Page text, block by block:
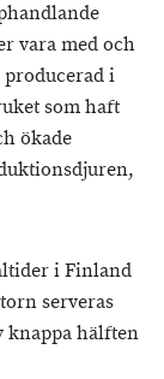
vara med och
i
som haft
ökade
i Finland
serveras
knappa hälften